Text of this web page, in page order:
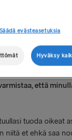
nousemisen,
että
tuoda oikeat
niitä et ehkä saa
Säädä evästeasetuksia
Hyväksy